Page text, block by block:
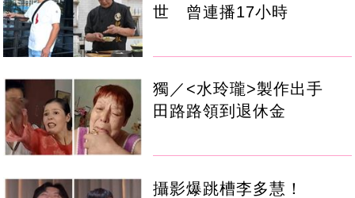
世 曾連播17小時
獨／<水玲瓏>製作出手
田路路領到退休金
攝影爆跳槽李多慧！